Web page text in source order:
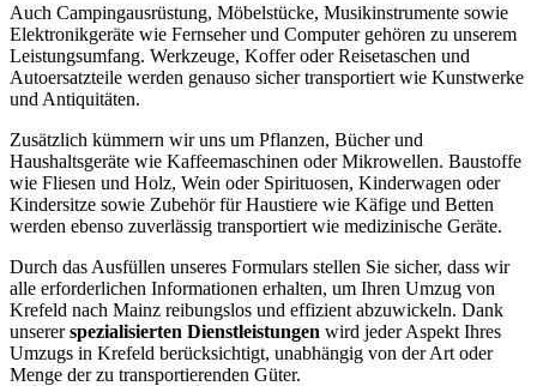
Auch Campingausrüstung, Möbelstücke, Musikinstrumente sowie
Elektronikgeräte wie Fernseher und Computer gehören zu unserem
Leistungsumfang. Werkzeuge, Koffer oder Reisetaschen und
Autoersatzteile werden genauso sicher transportiert wie Kunstwerke
und Antiquitäten.
Zusätzlich kümmern wir uns um Pflanzen, Bücher und
Haushaltsgeräte wie Kaffeemaschinen oder Mikrowellen. Baustoffe
wie Fliesen und Holz, Wein oder Spirituosen, Kinderwagen oder
Kindersitze sowie Zubehör für Haustiere wie Käfige und Betten
werden ebenso zuverlässig transportiert wie medizinische Geräte.
Durch das Ausfüllen unseres Formulars stellen Sie sicher, dass wir
alle erforderlichen Informationen erhalten, um Ihren Umzug von
Krefeld nach Mainz reibungslos und effizient abzuwickeln. Dank
unsererspezialisierten Dienstleistungen wird jeder Aspekt Ihres
Umzugs in Krefeld berücksichtigt, unabhängig von der Art oder
Menge der zu transportierenden Güter.